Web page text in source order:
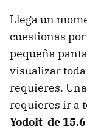
Llega un
cuestionas
pequeña
visualizar
requieres.
requieres ir a
Yodoit de